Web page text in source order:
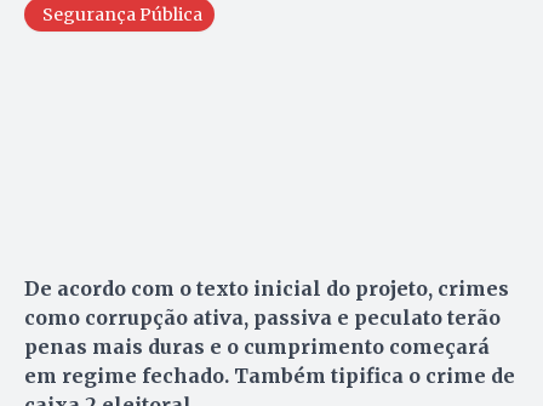
Segurança Pública
De acordo com o texto inicial do projeto, crimes
como corrupção ativa, passiva e peculato terão
penas mais duras e o cumprimento começará
em regime fechado. Também tipifica o crime de